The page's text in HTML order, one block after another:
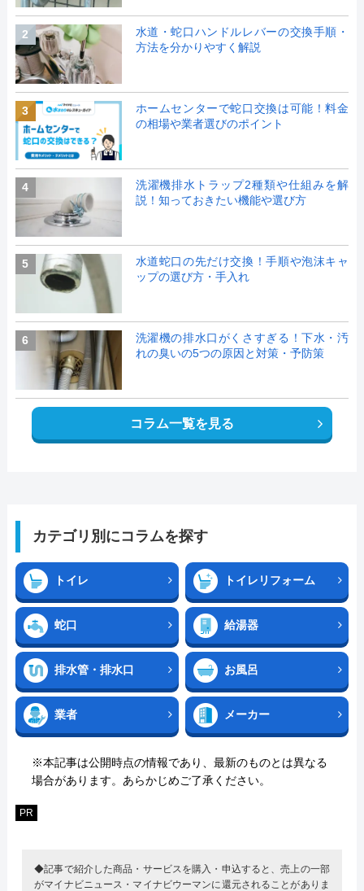
2
水道・蛇口ハンドルレバーの交換手順・
方法を分かりやすく解説
3
ホームセンターで蛇口交換は可能！料金
の相場や業者選びのポイント
4
洗濯機排水トラップ2種類や仕組みを解
説！知っておきたい機能や選び方
5
水道蛇口の先だけ交換！手順や泡沫キャ
ップの選び方・手入れ
6
洗濯機の排水口がくさすぎる！下水・汚
れの臭いの5つの原因と対策・予防策
コラム一覧を見る
カテゴリ別にコラムを探す
トイレ トイレリフォーム
蛇口 給湯器
排水管・排水口 お風呂
業者 メーカー
※本記事は公開時点の情報であり、最新のものとは異なる
場合があります。あらかじめご了承ください。
PR
◆記事で紹介した商品・サービスを購入・申込すると、売上の一部
がマイナビニュース・マイナビウーマンに還元されることがありま